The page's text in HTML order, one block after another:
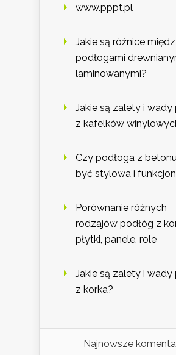
www.pppt.pl
Jakie są różnice
podłogami
laminowanymi?
Jakie są zalety i wady
z kafelków
Czy podłoga z
być stylowa i
Porównanie różnych
rodzajów podłóg z
płytki, panele, role
Jakie są zalety i wady
z korka?
Najnowsze